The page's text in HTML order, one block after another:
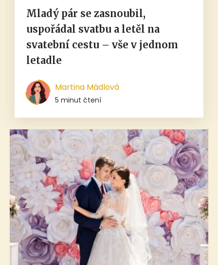
Mladý pár se zasnoubil,
uspořádal svatbu a letěl na
svatební cestu – vše v jednom
letadle
Martina Mádlová
5 minut čtení